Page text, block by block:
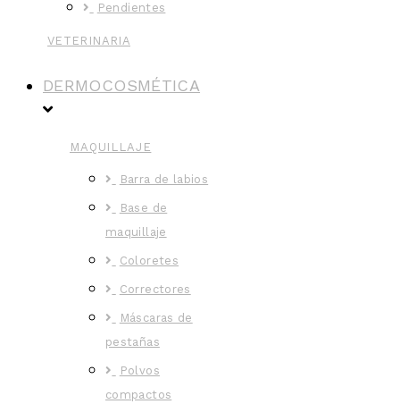
Pendientes
VETERINARIA
DERMOCOSMÉTICA
MAQUILLAJE
Barra de labios
Base de
maquillaje
Coloretes
Correctores
Máscaras de
pestañas
Polvos
compactos